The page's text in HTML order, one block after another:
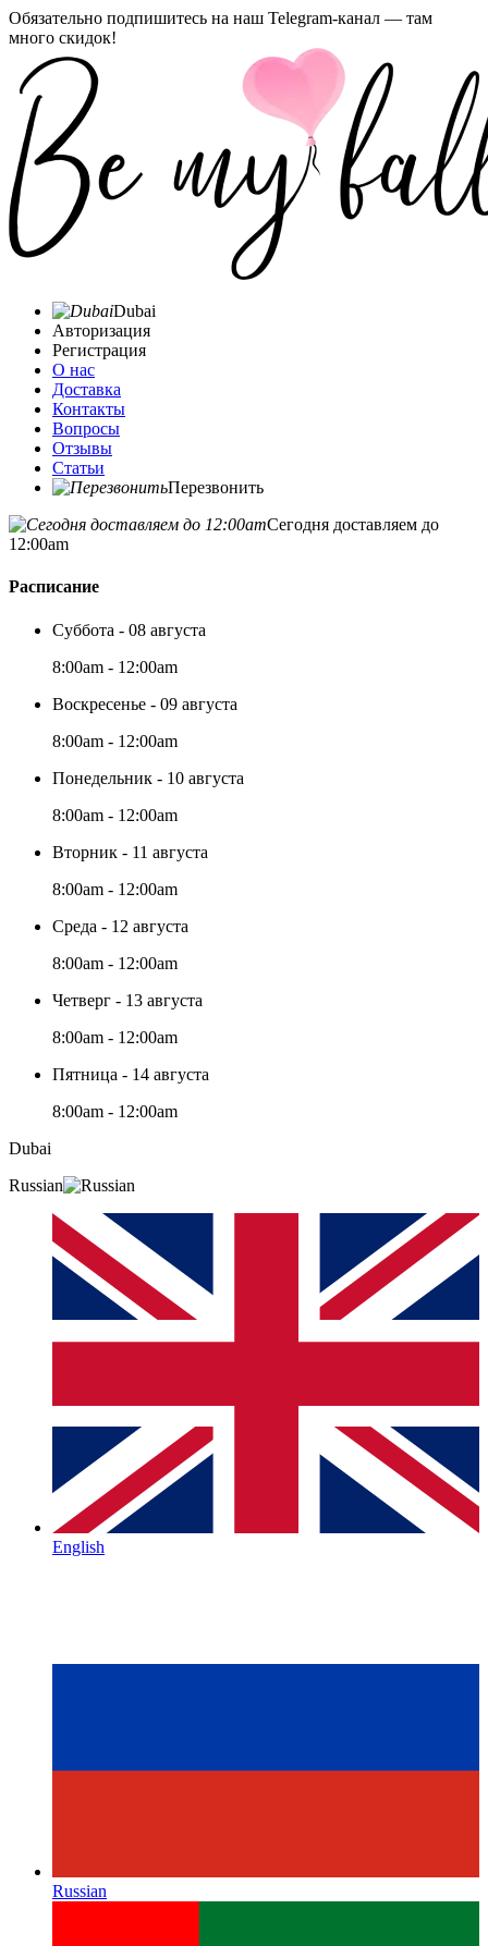
Обязательно подпишитесь на наш Telegram-канал — там
много скидок!
Dubai
Авторизация
Регистрация
О нас
Доставка
Контакты
Вопросы
Отзывы
Статьи
Перезвонить
Сегодня доставляем до
12:00am
Расписание
Суббота - 08 августа
8:00am - 12:00am
Воскресенье - 09 августа
8:00am - 12:00am
Понедельник - 10 августа
8:00am - 12:00am
Вторник - 11 августа
8:00am - 12:00am
Среда - 12 августа
8:00am - 12:00am
Четверг - 13 августа
8:00am - 12:00am
Пятница - 14 августа
8:00am - 12:00am
Dubai
Russian
English
Russian